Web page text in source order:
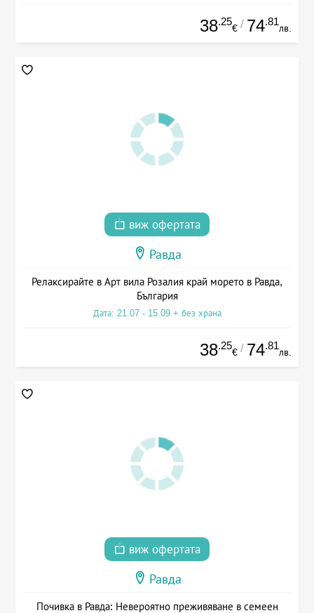
38.25
€ / 74.81
лв.
виж офертата
Равда
Релаксирайте в Арт вила Розалия край морето в Равда,
България
Дата: 21.07 - 15.09 + без храна
38.25
€ / 74.81
лв.
виж офертата
Равда
Почивка в Равда: Невероятно преживяване в семеен